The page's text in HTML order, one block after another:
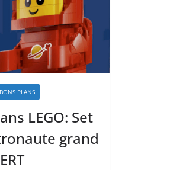
PLANS
LEGO: Set
grand